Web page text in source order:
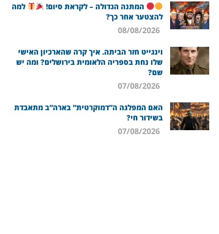
המתנה הגדולה – לקראת סיום!
למה
להצטער אחר כך?
וינגייט חזר הביתה. איך קרה שהארכיון האישי
שלו נחת בספריה הלאומית בירושלים? ומה יש
שם?
האם המפלגה ה”דמוקרטית” בארה”ב מתאבדת
בשידור חי?